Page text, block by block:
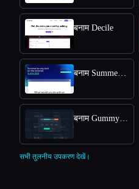
बनाम Decile
बनाम SummerEyes
बनाम GummySearch
सभी तुलनीय उपकरण देखें।